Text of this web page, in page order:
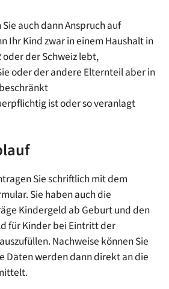
auch dann Anspruch auf
Ihr Kind zwar in einem Haushalt in
oder der Schweiz lebt,
oder der andere Elternteil aber in
ist oder so veranlagt
Sie schriftlich mit dem
Sie haben auch die
Kindergeld ab Geburt und den
für Kinder bei Eintritt der
Nachweise können Sie
Daten werden dann direkt an die